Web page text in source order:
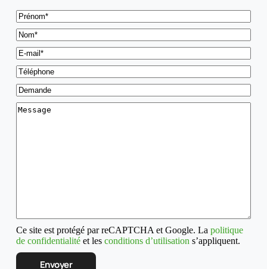
Prénom*
Nom*
E-
mail*
Téléphone
Demande
Message
Ce site est protégé par reCAPTCHA et Google. La politique
de confidentialitéet les conditions d’utilisation s’appliquent.
CAPTCHA